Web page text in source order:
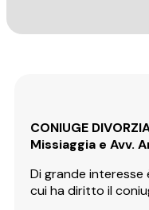
CONIUGE
Missiaggia e Avv.
Di grande
cui ha diritto il